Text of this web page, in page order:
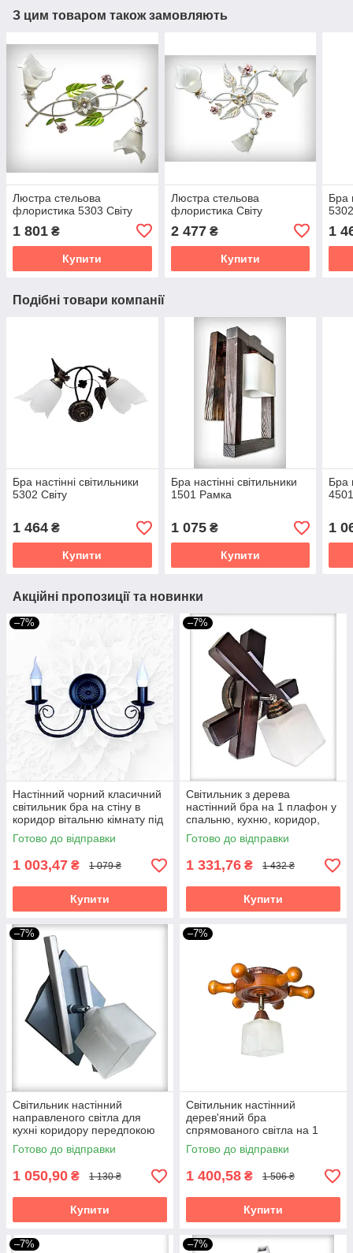
З цим товаром також замовляють
Люстра стельова
флористика 5303 Світу
1 801 ₴
Купити
Люстра стельова
флористика Світу
2 477₴
Купити
Бра
1
Подібні товари компанії
Бра настінні світильники
5302 Світу
1 464 ₴
Купити
Бра настінні світильники
1501 Рамка
1 075₴
Купити
Бра
1
Акційні пропозиції та новинки
–7%
Настінний чорний класичний
світильник бра на стіну в
коридор вітальню кімнату під
свічку Грація/2
Готово до відправки
1 003,47 ₴ 1 079 ₴
Купити
–7%
Світильник з дерева
настінний бра на 1 плафон у
спальню, кухню, коридор,
гардеробну Квадро/1 венге
Готово до відправки
1 331,76 ₴ 1 432 ₴
Купити
–7%
Світильник настінний
направленого світла для
кухні коридору передпокою
гардеробної бра Данко/1
біло-сіре
Готово до відправки
1 050,90 ₴ 1 130 ₴
Купити
–7%
Світильник настінний
дерев'яний бра
спрямованого світла на 1
плафон Штурвал коричнева
для кухні спальні дитячої
Готово до відправки
1 400,58 ₴ 1 506 ₴
Купити
–7% –7%